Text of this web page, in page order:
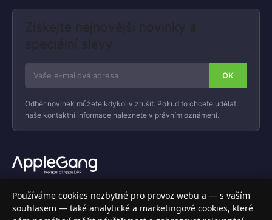
Získejte nejnovější novinky a
speciální slevy
Odběr novinek můžete kdykoliv zrušit. Pokud to chcete udělat,
naše kontaktní informace naleznete v právním oznámení.
Váš specializovaný obchod s Apple produkty, příslušenstvím a
elektronikou. Nakupujte bezpečně a s jistotou.
Používáme cookies nezbytné pro provoz webu a — s vaším
souhlasem — také analytické a marketingové cookies, které